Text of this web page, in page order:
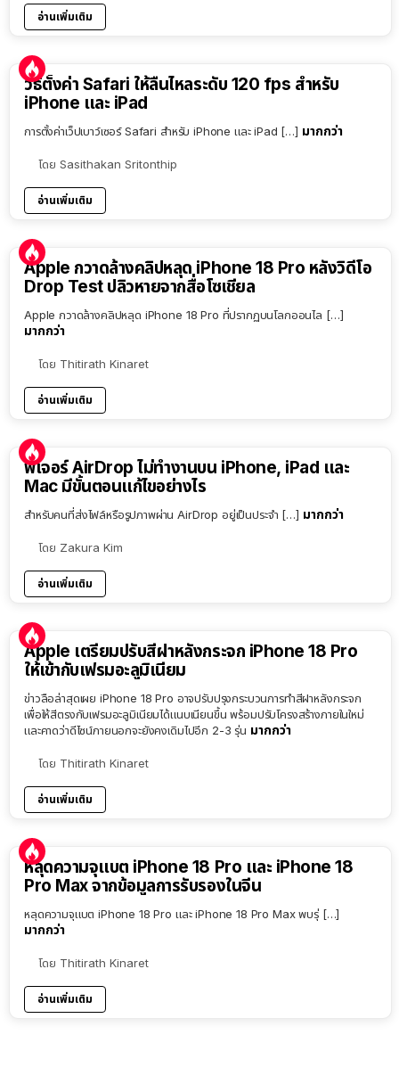
อ่านเพิ่มเติม
วิธีตั้งค่า Safari ให้ลื่นไหลระดับ 120 fps สำหรับ
iPhone และ iPad
การตั้งค่าเว็ปเบาว์เซอร์ Safari สำหรับ iPhone และ iPad […] มากกว่า
โดย Sasithakan Sritonthip
อ่านเพิ่มเติม
Apple กวาดล้างคลิปหลุด iPhone 18 Pro หลังวิดีโอ
Drop Test ปลิวหายจากสื่อโซเชียล
Apple กวาดล้างคลิปหลุด iPhone 18 Pro ที่ปรากฏบนโลกออนไล […]
มากกว่า
โดย Thitirath Kinaret
อ่านเพิ่มเติม
ฟีเจอร์ AirDrop ไม่ทำงานบน iPhone, iPad และ
Mac มีขั้นตอนแก้ไขอย่างไร
สำหรับคนที่ส่งไฟล์หรือรูปภาพผ่าน AirDrop อยู่เป็นประจำ […] มากกว่า
โดย Zakura Kim
อ่านเพิ่มเติม
Apple เตรียมปรับสีฝาหลังกระจก iPhone 18 Pro
ให้เข้ากับเฟรมอะลูมิเนียม
ข่าวลือล่าสุดเผย iPhone 18 Pro อาจปรับปรุงกระบวนการทำสีฝาหลังกระจก
เพื่อให้สีตรงกับเฟรมอะลูมิเนียมได้แนบเนียนขึ้น พร้อมปรับโครงสร้างภายในใหม่
และคาดว่าดีไซน์ภายนอกจะยังคงเดิมไปอีก 2-3 รุ่น มากกว่า
โดย Thitirath Kinaret
อ่านเพิ่มเติม
หลุดความจุแบต iPhone 18 Pro และ iPhone 18
Pro Max จากข้อมูลการรับรองในจีน
หลุดความจุแบต iPhone 18 Pro และ iPhone 18 Pro Max พบรุ่ […]
มากกว่า
โดย Thitirath Kinaret
อ่านเพิ่มเติม